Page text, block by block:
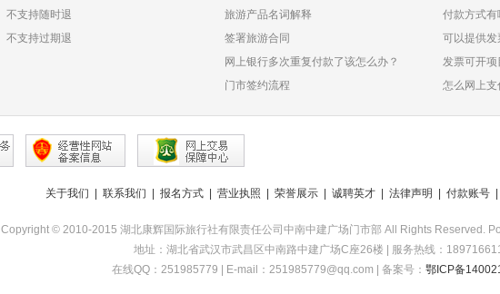
不支持随时退
不支持过期退
旅游产品名词解释
签署旅游合同
网上银行多次重复付款了该怎么办？
门市签约流程
付款方式有
可以提供发
发票可开项
怎么网上支
关于我们 联系我们 报名方式 营业执照 荣誉展示 诚聘英才 法律声明 付款账号
Copyright © 2010-2015 湖北康辉国际旅行社有限责任公司中南中建广场门市部 All Rights Reserved.
地址：湖北省武汉市武昌区中南路中建广场C座26楼 | 服务热线：
在线QQ：251985779 | E-mail：251985779@qq.com | 备案号： 鄂ICP备